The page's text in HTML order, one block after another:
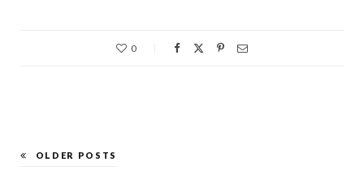
0
OLDER POSTS